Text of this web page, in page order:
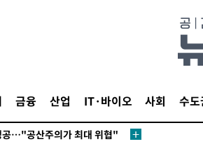
금융 산업 IT·바이오 사회 수도
합의" 이란 외무부 대변인
승부차기 끝 과달라하라 격파
공…"공산주의가 최대 위협"